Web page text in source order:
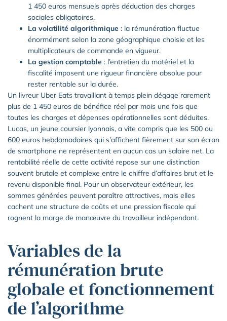
1 450 euros mensuels après déduction des charges
sociales obligatoires.
La volatilité algorithmique : la rémunération fluctue
énormément selon la zone géographique choisie et les
multiplicateurs de commande en vigueur.
La gestion comptable : l’entretien du matériel et la
fiscalité imposent une rigueur financière absolue pour
rester rentable sur la durée.
Un livreur Uber Eats travaillant à temps plein dégage rarement
plus de 1 450 euros de bénéfice réel par mois une fois que
toutes les charges et dépenses opérationnelles sont déduites.
Lucas, un jeune coursier lyonnais, a vite compris que les 500 ou
600 euros hebdomadaires qui s’affichent fièrement sur son écran
de smartphone ne représentent en aucun cas un salaire net. La
rentabilité réelle de cette activité repose sur une distinction
souvent brutale et complexe entre le chiffre d’affaires brut et le
revenu disponible final. Pour un observateur extérieur, les
sommes générées peuvent paraître attractives, mais elles
cachent une structure de coûts et une pression fiscale qui
rognent la marge de manœuvre du travailleur indépendant.
Variables de la
rémunération brute
globale et fonctionnement
de l’algorithme